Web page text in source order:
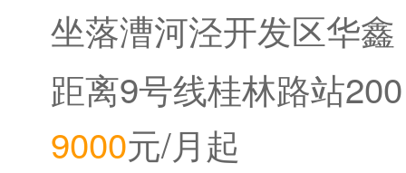
坐落漕河泾开发区华鑫
中心
距离9号线桂林路站200
米。距离12号线桂林公
9000元/月起